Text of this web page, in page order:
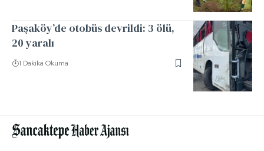
Paşaköy’de otobüs devrildi: 3 ölü,
20 yaralı
1 Dakika Okuma